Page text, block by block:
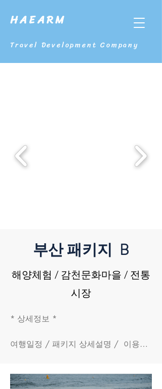
HAEARM
Travel Development Company
​부산 패키지 B
​해양체험 / 감천문화마을 / 전통
시장
* 상세정보 *
여행일정 / 패키지 상세설명 /  이용약